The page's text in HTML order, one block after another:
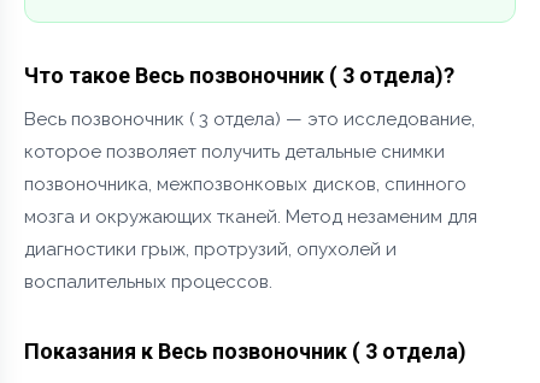
Что такое Весь позвоночник ( 3 отдела)?
Весь позвоночник ( 3 отдела) — это исследование,
которое позволяет получить детальные снимки
позвоночника, межпозвонковых дисков, спинного
мозга и окружающих тканей. Метод незаменим для
диагностики грыж, протрузий, опухолей и
воспалительных процессов.
Показания к Весь позвоночник ( 3 отдела)